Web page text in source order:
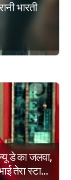
भारती
डे का जलवा,
तेरा स्टार